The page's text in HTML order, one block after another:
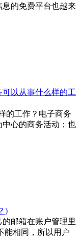
的免费平台也越来
以从事什么样的工
的工作？电子商务
心的商务活动；也
)
邮箱在账户管理里
能相同，所以用户